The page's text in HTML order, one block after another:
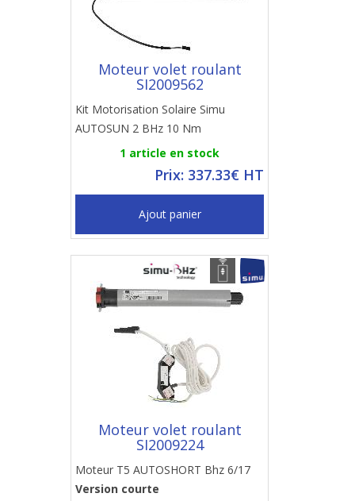
Moteur volet roulant
SI2009562
Kit Motorisation Solaire Simu
AUTOSUN 2 BHz 10 Nm
1 article en stock
Prix: 337.33€ HT
Ajout panier
Moteur volet roulant
SI2009224
Moteur T5 AUTOSHORT Bhz 6/17
Version courte